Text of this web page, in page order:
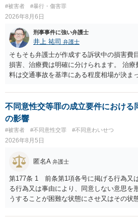
#被害者 #暴行・傷害罪
2026年8月6日
刑事事件に強い弁護士
井上 祐司 弁護士
そもそも弁護士が作成する訴状中の損害費
損害、治療費は明確に分けられます。 治
料は交通事故を基準にある程度相場が決ま
ます。 そうすると、弁護士に依頼した場
倒れ（回収しても全額弁護士費用となる）
予想します。 本人訴訟で進める場合には、
いる以上、相手方に資力がないことが多く
（そのため、刑事事件の手続き中に、不本
体拘束と、処分待ちという状況を利用して
とが有効である場合が多い）ことを考慮し
不同意性交等罪の成立要件における
の影響
#被害者 #不同意性交罪 #不同意わいせつ
2026年8月5日
匿名A 弁護士
第177条 1 前条第1項各号に掲げる行為又
る行為又は事由により、同意しない意思を
うすることが困難な状態にさせ又はその状
く。）若しくは物を挿入する行為であって